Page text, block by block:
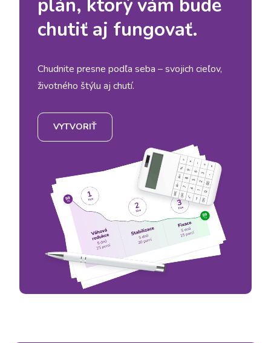
plán, ktorý vám bude
chutiť aj fungovať.
Chudnite presne podľa seba – svojich cieľov,
životného štýlu aj chutí.
VYTVORIŤ